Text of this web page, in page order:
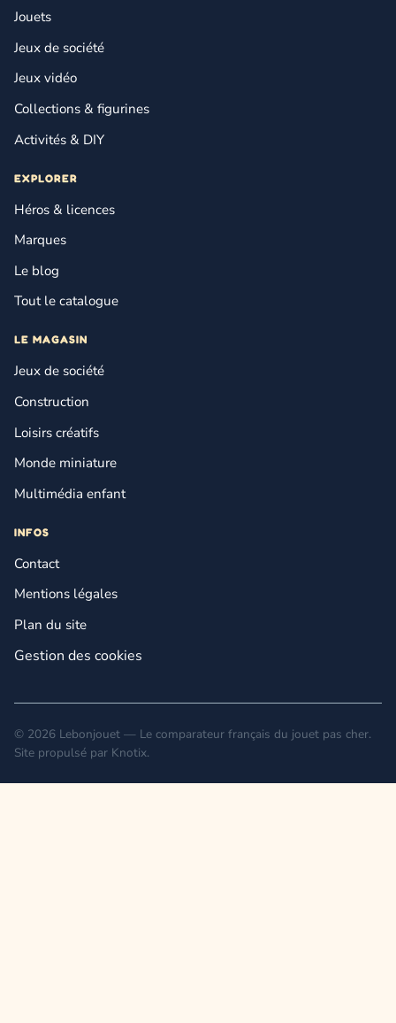
Jouets
Jeux de société
Jeux vidéo
Collections & figurines
Activités & DIY
EXPLORER
Héros & licences
Marques
Le blog
Tout le catalogue
LE MAGASIN
Jeux de société
Construction
Loisirs créatifs
Monde miniature
Multimédia enfant
INFOS
Contact
Mentions légales
Plan du site
Gestion des cookies
© 2026 Lebonjouet — Le comparateur français du jouet pas cher.
Site propulsé par Knotix.